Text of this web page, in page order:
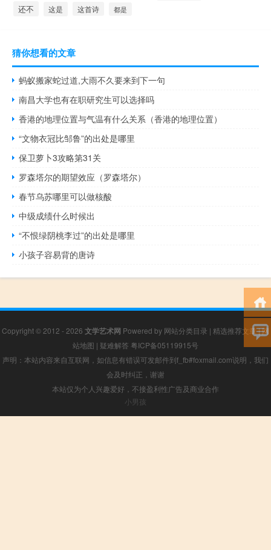
还不 这是 这首诗 都是
猜你想看的文章
蚂蚁搬家蛇过道,大雨不久要来到下一句
南昌大学也有在职研究生可以选择吗
香港的地理位置与气温有什么关系（香港的地理位置）
“文物衣冠比邹鲁”的出处是哪里
保卫萝卜3攻略第31关
罗森塔尔的期望效应（罗森塔尔）
春节乌苏哪里可以做核酸
中级成绩什么时候出
“不恨绿阴桃李过”的出处是哪里
小孩子容易背的唐诗
Copyright © 2012 - 2026 文学艺术网 Powered by 网站分类目录 | 精选推荐文章|网
站地图 | 疑难解答 粤ICP备05119915号
声明：本站内容来自互联网，如信息有错误可发邮件到f_fb#foxmail.com说明，我们
会及时纠正，谢谢
本站仅为个人兴趣爱好，不接盈利性广告及商业合作
小男孩